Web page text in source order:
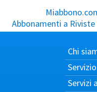
Abbonamenti a
Chi
Servizi